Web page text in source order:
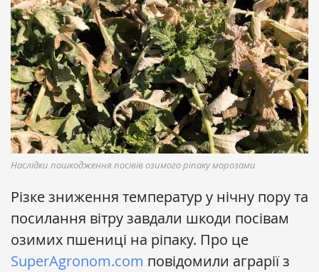
Наслідки пошкодження посівів озимого ріпаку морозами
Різке зниження температур у нічну пору та
посилання вітру завдали шкоди посівам
озимих пшениці на ріпаку. Про це
SuperAgronom.com повідомили аграрії з